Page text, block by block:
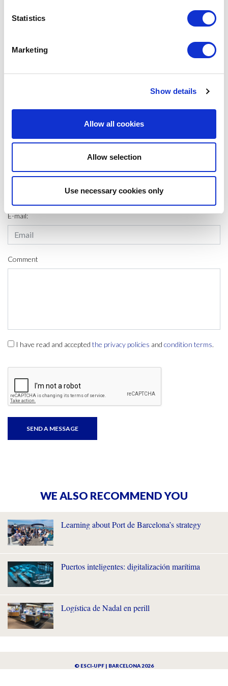
Statistics
Marketing
Show details
Allow all cookies
Allow selection
Use necessary cookies only
la contaminació de la Ciutat Comtal. Amb tot, ha dit que un dels reptes
que vol afrontar la institució és minimitzar encara més el seu impacte
durant les seves escales al port, utilitzin gas natural liquat o bateries.
#LOGISTICS
Name & surname:
E-mail:
Comment
I have read and accepted the privacy policies and condition terms.
WE ALSO RECOMMEND YOU
Learning about Port de Barcelona’s strategy
Puertos inteligentes: digitalización marítima
Logística de Nadal en perill
© ESCI-UPF | BARCELONA 2026